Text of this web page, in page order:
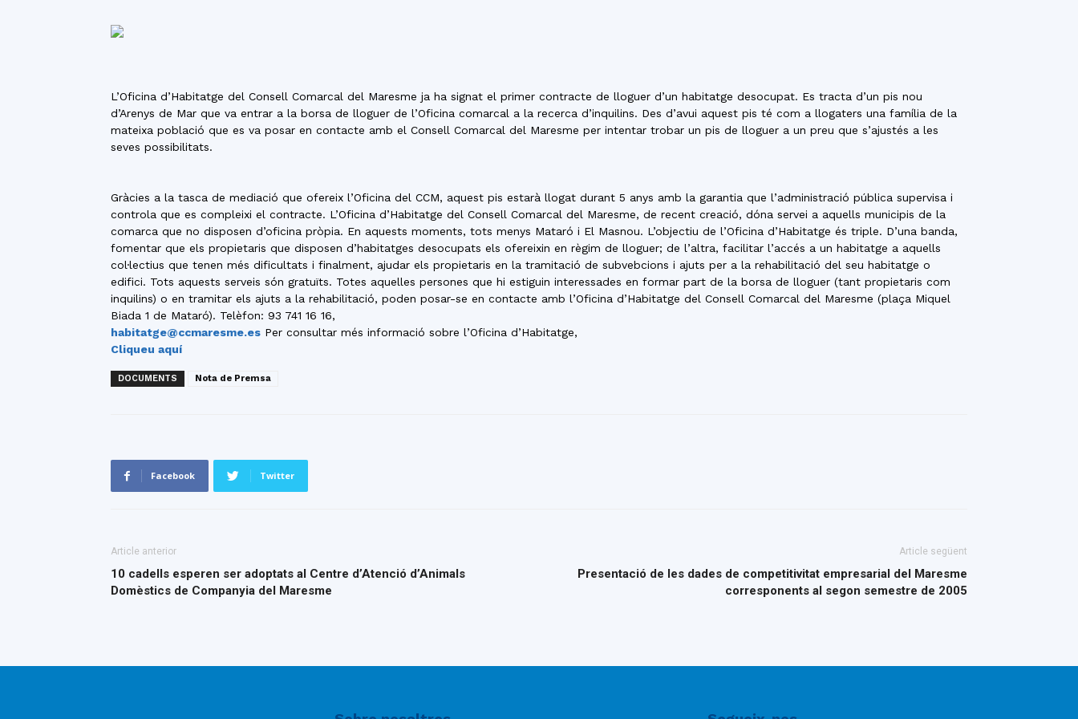
Maresme
L’Oficina d’Habitatge del Consell Comarcal del Maresme ja ha signat el primer contracte de lloguer d’un habitatge desocupat. Es tracta d’un pis nou
d’Arenys de Mar que va entrar a la borsa de lloguer de l’Oficina comarcal a la recerca d’inquilins. Des d’avui aquest pis té com a llogaters una família de la
mateixa població que es va posar en contacte amb el Consell Comarcal del Maresme per intentar trobar un pis de lloguer a un preu que s’ajustés a les
seves possibilitats.
Gràcies a la tasca de mediació que ofereix l’Oficina del CCM, aquest pis estarà llogat durant 5 anys amb la garantia que l’administració pública supervisa i
controla que es compleixi el contracte. L’Oficina d’Habitatge del Consell Comarcal del Maresme, de recent creació, dóna servei a aquells municipis de la
comarca que no disposen d’oficina pròpia. En aquests moments, tots menys Mataró i El Masnou. L’objectiu de l’Oficina d’Habitatge és triple. D’una banda,
fomentar que els propietaris que disposen d’habitatges desocupats els ofereixin en règim de lloguer; de l’altra, facilitar l’accés a un habitatge a aquells
col·lectius que tenen més dificultats i finalment, ajudar els propietaris en la tramitació de subvebcions i ajuts per a la rehabilitació del seu habitatge o
edifici. Tots aquests serveis són gratuïts. Totes aquelles persones que hi estiguin interessades en formar part de la borsa de lloguer (tant propietaris com
inquilins) o en tramitar els ajuts a la rehabilitació, poden posar-se en contacte amb l’Oficina d’Habitatge del Consell Comarcal del Maresme (plaça Miquel
Biada 1 de Mataró). Telèfon: 93 741 16 16,
habitatge@ccmaresme.es Per consultar més informació sobre l’Oficina d’Habitatge,
Cliqueu aquí
DOCUMENTS Nota de Premsa
Facebook Twitter
Article anterior
10 cadells esperen ser adoptats al Centre d’Atenció d’Animals
Domèstics de Companyia del Maresme
Article següent
Presentació de les dades de competitivitat empresarial del Maresme
corresponents al segon semestre de 2005